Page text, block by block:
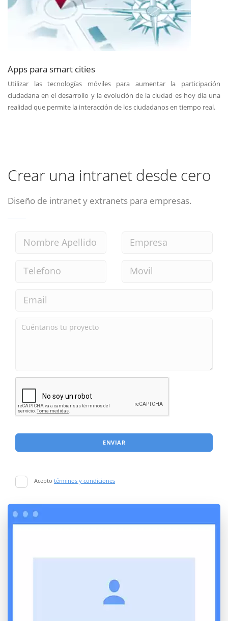
Apps para smart cities
Utilizar las tecnologías móviles para aumentar la participación
ciudadana en el desarrollo y la evolución de la ciudad es hoy día una
realidad que permite la interacción de los ciudadanos en tiempo real.
Crear una intranet desde cero
Diseño de intranet y extranets para empresas.
ENVIAR
Acepto términos y condiciones